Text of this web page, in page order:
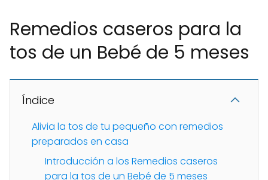
Remedios caseros para la
tos de un Bebé de 5 meses
Índice
Alivia la tos de tu pequeño con remedios
preparados en casa
Introducción a los Remedios caseros
para la tos de un Bebé de 5 meses